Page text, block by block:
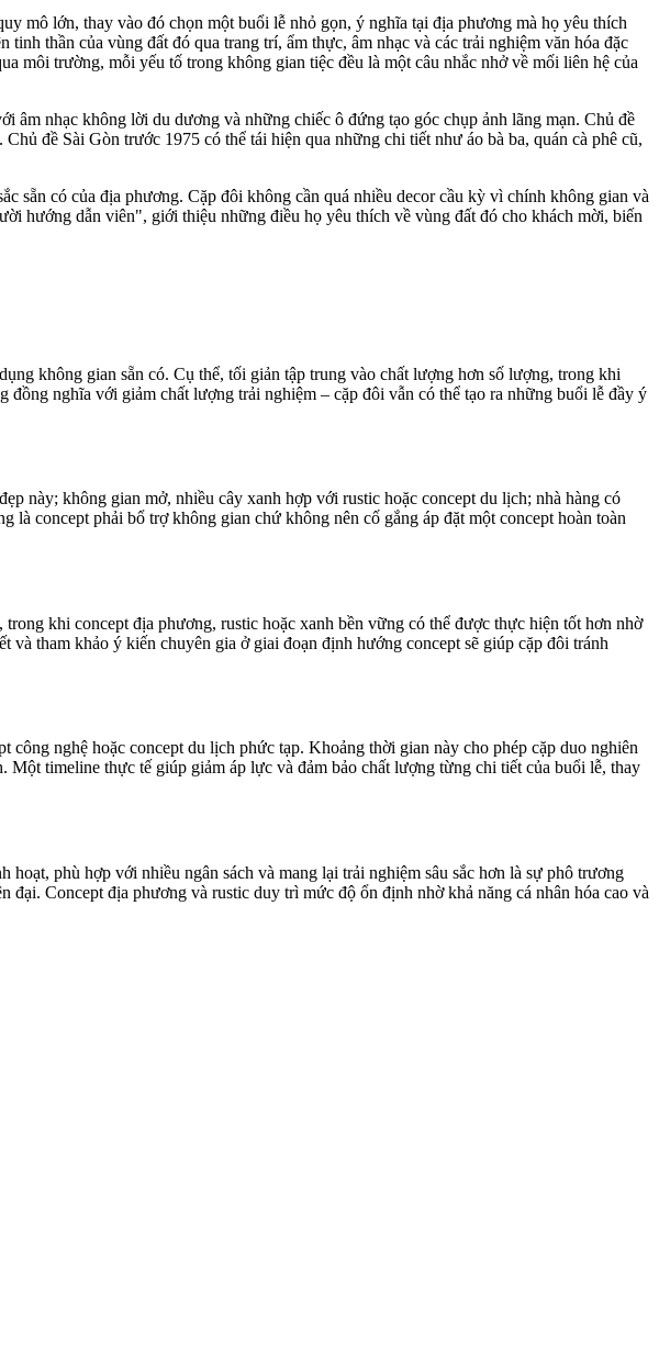
mô lớn, thay vào đó chọn một buổi lễ nhỏ gọn, ý nghĩa tại địa phương mà họ yêu thích
thần của vùng đất đó qua trang trí, ẩm thực, âm nhạc và các trải nghiệm văn hóa đặc
môi trường, mỗi yếu tố trong không gian tiệc đều là một câu nhắc nhở về mối liên hệ của
nhạc không lời du dương và những chiếc ô đứng tạo góc chụp ảnh lãng mạn. Chủ đề
đề Sài Gòn trước 1975 có thể tái hiện qua những chi tiết như áo bà ba, quán cà phê cũ,
sẵn có của địa phương. Cặp đôi không cần quá nhiều decor cầu kỳ vì chính không gian và
hướng dẫn viên", giới thiệu những điều họ yêu thích về vùng đất đó cho khách mời, biến
không gian sẵn có. Cụ thể, tối giản tập trung vào chất lượng hơn số lượng, trong khi
nghĩa với giảm chất lượng trải nghiệm – cặp đôi vẫn có thể tạo ra những buổi lễ đầy ý
này; không gian mở, nhiều cây xanh hợp với rustic hoặc concept du lịch; nhà hàng có
concept phải bổ trợ không gian chứ không nên cố gắng áp đặt một concept hoàn toàn
khi concept địa phương, rustic hoặc xanh bền vững có thể được thực hiện tốt hơn nhờ
tham khảo ý kiến chuyên gia ở giai đoạn định hướng concept sẽ giúp cặp đôi tránh
nghệ hoặc concept du lịch phức tạp. Khoảng thời gian này cho phép cặp duo nghiên
timeline thực tế giúp giảm áp lực và đảm bảo chất lượng từng chi tiết của buổi lễ, thay
phù hợp với nhiều ngân sách và mang lại trải nghiệm sâu sắc hơn là sự phô trương
Concept địa phương và rustic duy trì mức độ ổn định nhờ khả năng cá nhân hóa cao và